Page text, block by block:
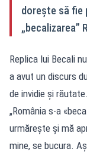
dorește să fie
„becalizarea”
Replica lui Becali
a avut un discurs
de invidie și răutate.
„România s-a
urmărește și mă
mine, se bucura.